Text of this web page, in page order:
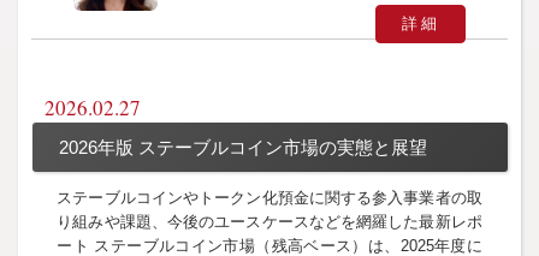
詳細
2026.02.27
2026年版 ステーブルコイン市場の実態と展望
ステーブルコインやトークン化預金に関する参入事業者の取
り組みや課題、今後のユースケースなどを網羅した最新レポ
ート ステーブルコイン市場（残高ベース）は、2025年度に